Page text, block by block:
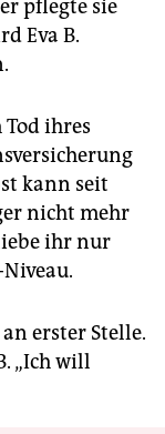
pflegte sie
Eva B.
ihres
kann seit
nicht mehr
ihr nur
erster Stelle.
„Ich will